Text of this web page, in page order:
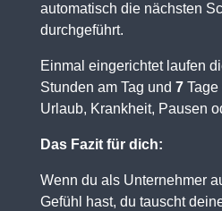
automatisch die nächsten
durchgeführt.
Einmal eingerichtet laufen
Stunden am Tag und 7Tage
Urlaub, Krankheit, Pausen
Das Fazit für dich:
Wenn du als Unternehmer
Gefühl hast, du tauscht